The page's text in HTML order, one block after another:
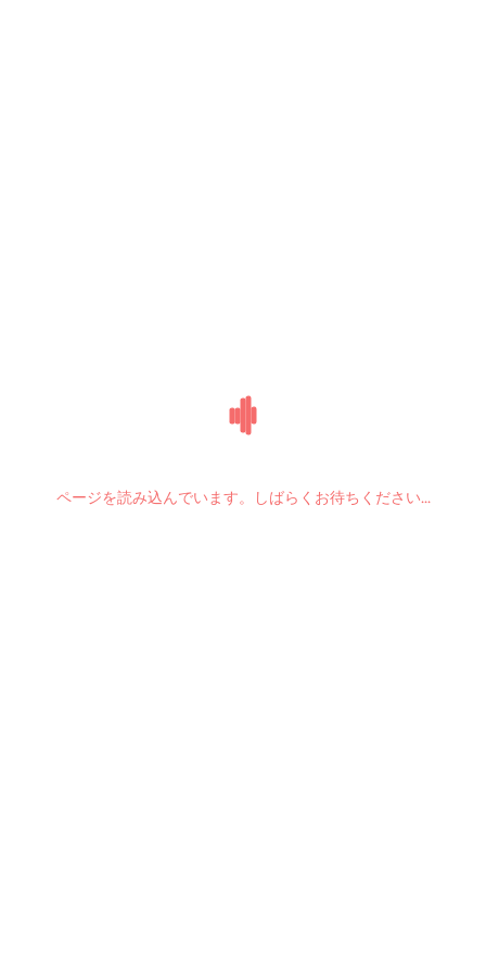
ページを読み込んでいます。しばらくお待ちください...